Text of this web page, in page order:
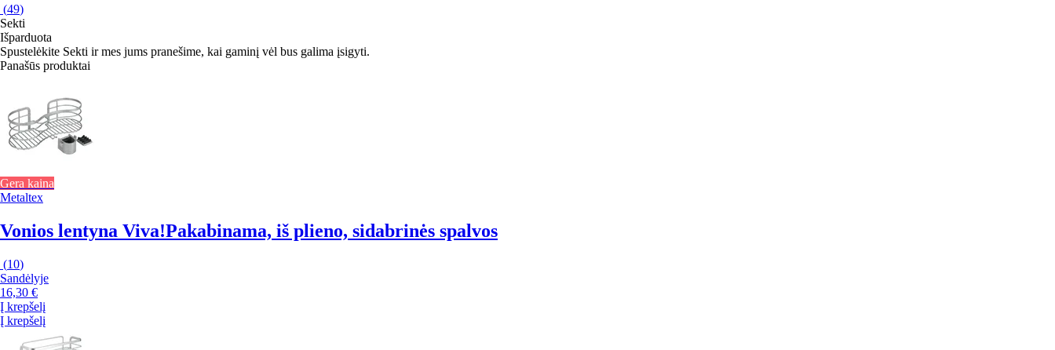
(49)
Sekti
Išparduota
Spustelėkite Sekti ir mes jums pranešime, kai gaminį vėl bus galima įsigyti.
Panašūs produktai
Gera kaina
Metaltex
Vonios lentyna Viva!Pakabinama, iš plieno, sidabrinės spalvos
(10)
Sandėlyje
16,30 €
Į krepšelį
Į krepšelį